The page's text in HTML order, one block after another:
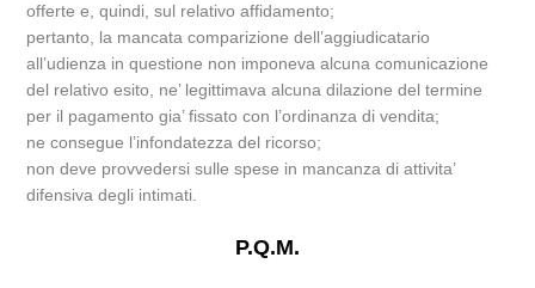
offerte e, quindi, sul relativo affidamento;
pertanto, la mancata comparizione dell’aggiudicatario
all’udienza in questione non imponeva alcuna comunicazione
del relativo esito, ne’ legittimava alcuna dilazione del termine
per il pagamento gia’ fissato con l’ordinanza di vendita;
ne consegue l’infondatezza del ricorso;
non deve provvedersi sulle spese in mancanza di attivita’
difensiva degli intimati.
P.Q.M.